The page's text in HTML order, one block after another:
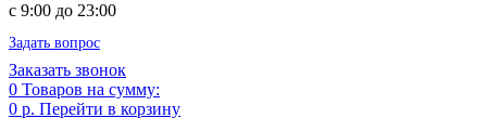
c 9:00 до 23:00
Задать вопрос
Заказать звонок
0 Товаров на сумму:
0 р. Перейти в корзину